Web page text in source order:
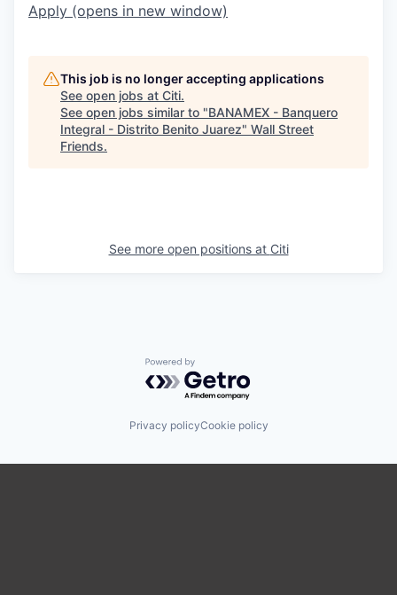
Apply (opens in new window)
This job is no longer accepting applications
See open jobs at Citi.
See open jobs similar to "BANAMEX - Banquero
Integral - Distrito Benito Juarez" Wall Street
Friends.
See more open positions at Citi
Powered by Getro.com
Privacy policyCookie policy